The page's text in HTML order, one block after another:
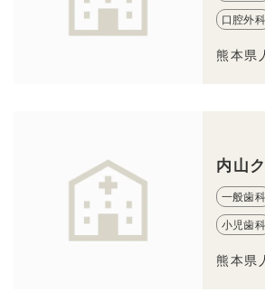
口腔外科
熊本県
内山
一般歯科
小児歯科
熊本県